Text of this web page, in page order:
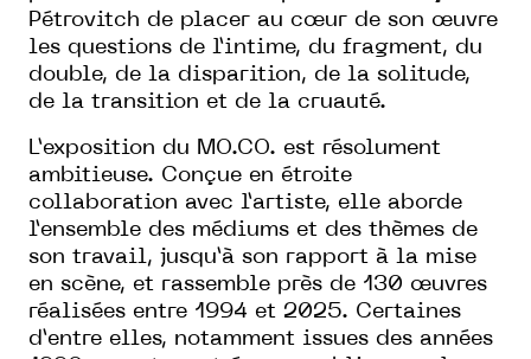
Pétrovitch de placer au cœur de son œuvre
les questions de l’intime, du fragment, du
double, de la disparition, de la solitude,
de la transition et de la cruauté.
L’exposition du MO.CO. est résolument
ambitieuse. Conçue en étroite
collaboration avec l’artiste, elle aborde
l’ensemble des médiums et des thèmes de
son travail, jusqu’à son rapport à la mise
en scène, et rassemble près de 130 œuvres
réalisées entre 1994 et 2025. Certaines
d’entre elles, notamment issues des années